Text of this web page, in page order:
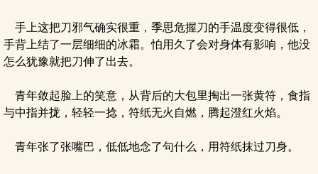
手上这把刀邪气确实很重，季思危握刀的手温度变得很低，
手背上结了一层细细的冰霜。怕用久了会对身体有影响，他没
怎么犹豫就把刀伸了出去。
青年敛起脸上的笑意，从背后的大包里掏出一张黄符，食指
与中指并拢，轻轻一捻，符纸无火自燃，腾起澄红火焰。
青年张了张嘴巴，低低地念了句什么，用符纸抹过刀身。